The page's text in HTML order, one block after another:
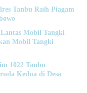
Tanbu Raih Piagam
Mobil Tangki
Mobil Tangki
1022 Tanbu
Kedua di Desa